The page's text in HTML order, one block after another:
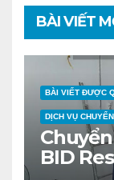
BÀI VIẾT
BÀI VIẾT ĐƯỢC
DỊCH VỤ
BID